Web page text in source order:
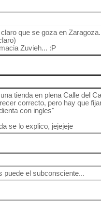
que se goza en
Zuvieh... :P
tienda en plena Calle del
correcto, pero hay que
con ingles"
se lo explico, jejejeje
puede el subconsciente...